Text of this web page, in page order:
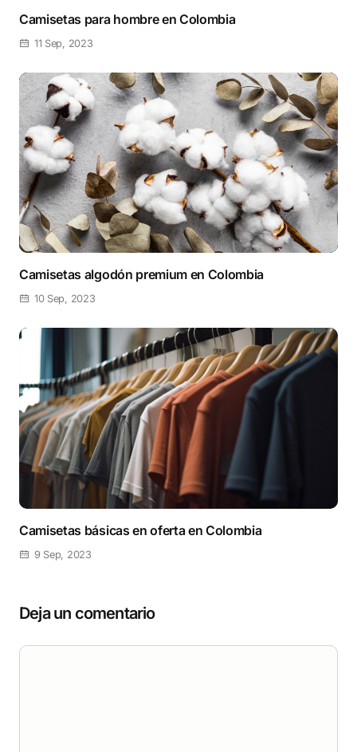
Camisetas para hombre en Colombia
11 Sep, 2023
Camisetas algodón premium en Colombia
10 Sep, 2023
Camisetas básicas en oferta en Colombia
9 Sep, 2023
Deja un comentario
Comentario